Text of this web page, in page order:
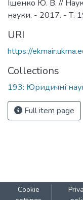
Іщенко Ю. В. //
науки. - 2017. - Т.
URI
https://
Collections
193: Юридичні
Full item page
Cookie